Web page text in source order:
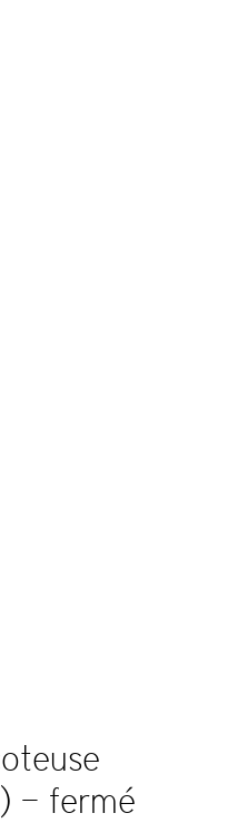
– fermé